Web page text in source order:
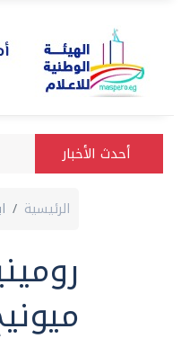
أحدث الأخبار
الرئيسية